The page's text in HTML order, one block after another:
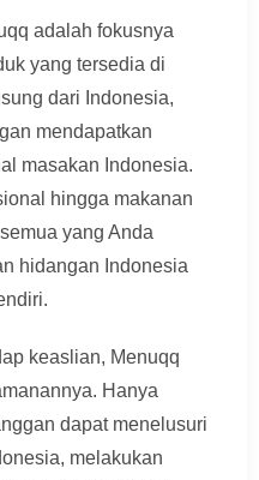
adalah fokusnya
yang tersedia di
dari Indonesia,
mendapatkan
masakan Indonesia.
hingga makanan
yang Anda
hidangan Indonesia
keaslian, Menuqq
Hanya
dapat menelusuri
melakukan